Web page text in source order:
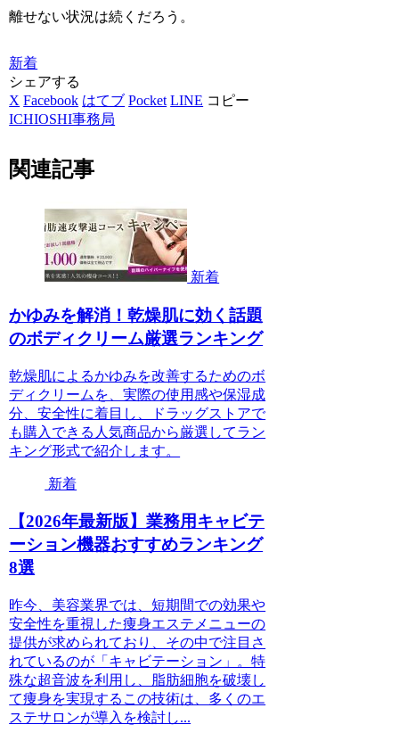
離せない状況は続くだろう。
新着
シェアする
X Facebook はてブ Pocket LINE コピー
ICHIOSHI事務局
関連記事
新着
かゆみを解消！乾燥肌に効く話題
のボディクリーム厳選ランキング
乾燥肌によるかゆみを改善するためのボ
ディクリームを、実際の使用感や保湿成
分、安全性に着目し、ドラッグストアで
も購入できる人気商品から厳選してラン
キング形式で紹介します。
新着
【2026年最新版】業務用キャビテ
ーション機器おすすめランキング
8選
昨今、美容業界では、短期間での効果や
安全性を重視した痩身エステメニューの
提供が求められており、その中で注目さ
れているのが「キャビテーション」。特
殊な超音波を利用し、脂肪細胞を破壊し
て痩身を実現するこの技術は、多くのエ
ステサロンが導入を検討し...